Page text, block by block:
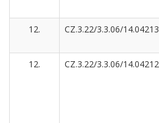
12.
CZ.3.22/3.3.06/14.04213
12.
CZ.3.22/3.3.06/14.04212